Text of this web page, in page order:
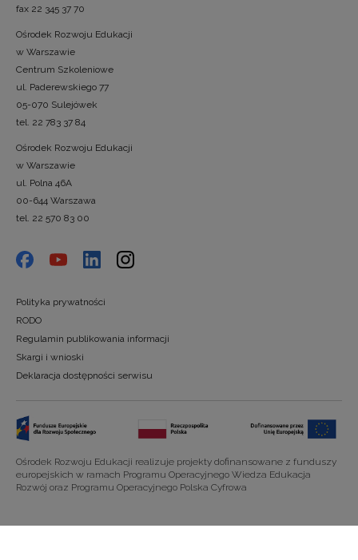
fax 22 345 37 70
Ośrodek Rozwoju Edukacji
w Warszawie
Centrum Szkoleniowe
ul. Paderewskiego 77
05-070 Sulejówek
tel. 22 783 37 84
Ośrodek Rozwoju Edukacji
w Warszawie
ul. Polna 46A
00-644 Warszawa
tel. 22 570 83 00
Polityka prywatności
RODO
Regulamin publikowania informacji
Skargi i wnioski
Deklaracja dostępności serwisu
Ośrodek Rozwoju Edukacji realizuje projekty dofinansowane z funduszy
europejskich w ramach Programu Operacyjnego Wiedza Edukacja
Rozwój oraz Programu Operacyjnego Polska Cyfrowa